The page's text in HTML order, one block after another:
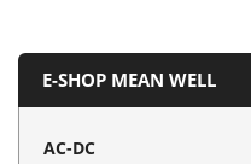
E-SHOP MEAN WELL
AC-DC